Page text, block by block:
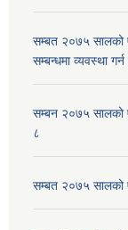
सम्बत २०७५ सालको
सम्बन्धमा व्यवस्था
सम्बन २०७५ सालको
८
सम्बत २०७५ सालको